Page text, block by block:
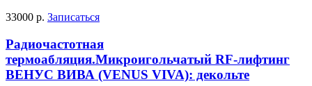
33000 р. Записаться
Радиочастотная
термоабляция.Микроигольчатый RF-лифтинг
ВЕНУС ВИВА (VENUS VIVA): декольте